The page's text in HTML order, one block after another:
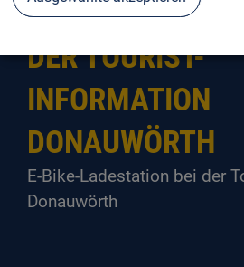
E-BIKE-
DER TOURIST-
INFORMATION
DONAUWÖRTH
E-Bike-Ladestation bei der
Donauwörth